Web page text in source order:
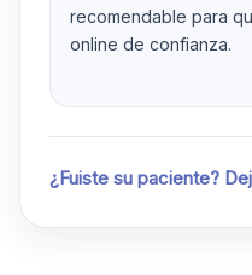
recomendable para
online de confianza.
¿Fuiste su paciente?